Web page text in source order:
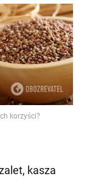
korzyści?
kasza